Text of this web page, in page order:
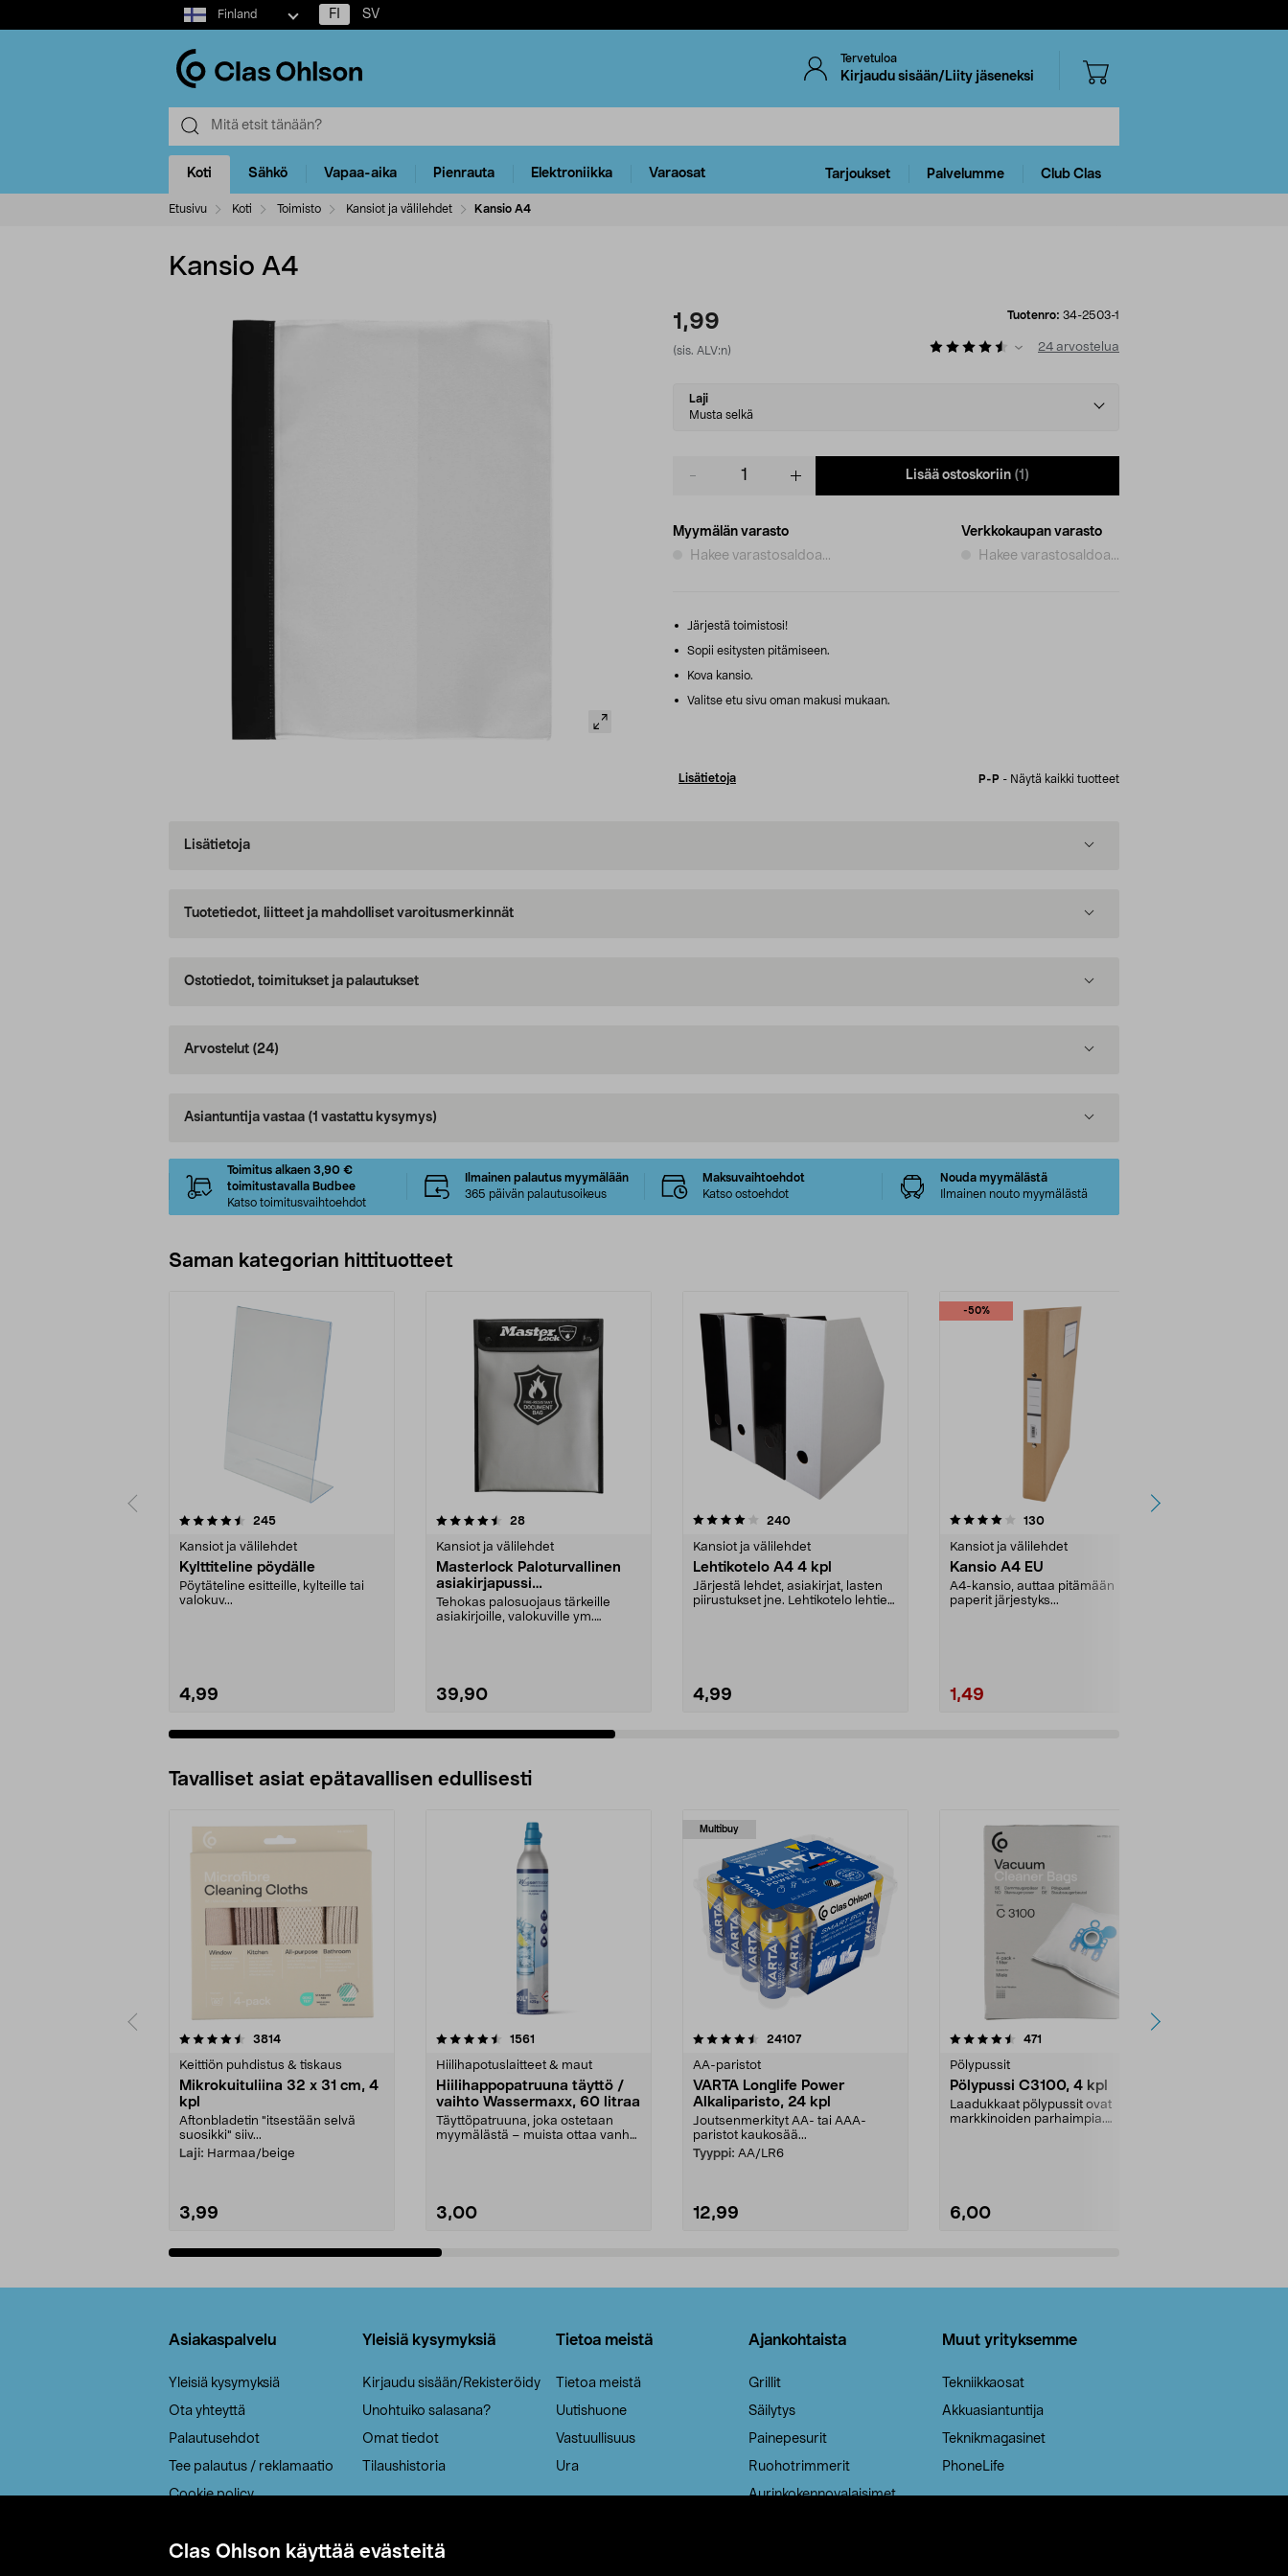
Clas Ohlson käyttää evästeitä
Select
market
Finland FI SV
Tervetuloa
Kirjaudu sisään/Liity jäseneksi
Koti Sähkö Vapaa-aika Pienrauta Elektroniikka Varaosat Tarjoukset Palvelumme Club Clas
Etusivu Koti Toimisto Kansiot ja välilehdet Kansio A4
Kansio A4
1,99
(sis. ALV:n)
Tuotenro: 34-2503-1
24 arvostelua
Select
variant
Laji
Musta selkä
Lisää ostoskoriin (1)
Myymälän varasto
Hakee varastosaldoa...
Verkkokaupan varasto
Hakee varastosaldoa...
Järjestä toimistosi!
Sopii esitysten pitämiseen.
Kova kansio.
Valitse etu sivu oman makusi mukaan.
Lisätietoja P-P - Näytä kaikki tuotteet
Lisätietoja
Tuotetiedot, liitteet ja mahdolliset varoitusmerkinnät
Ostotiedot, toimitukset ja palautukset
Arvostelut (24)
Asiantuntija vastaa (1 vastattu kysymys)
Toimitus alkaen 3,90 €
toimitustavalla Budbee
Katso toimitusvaihtoehdot
Ilmainen palautus myymälään
365 päivän palautusoikeus
Maksuvaihtoehdot
Katso ostoehdot
Nouda myymälästä
Ilmainen nouto myymälästä
Saman kategorian hittituotteet
245arvostelut
Kansiot ja välilehdet
Kylttiteline pöydälle
Pöytäteline esitteille, kylteille tai
valokuv...
4,99
4.5 viidestä
28arvostelut
Kansiot ja välilehdet
Masterlock Paloturvallinen
asiakirjapussi
FBWLZ0EURHRO
Tehokas palosuojaus tärkeille
asiakirjoille, valokuville ym.
39,90
4.0 viidestä
240arvostelut
Kansiot ja välilehdet
Lehtikotelo A4 4 kpl
Järjestä lehdet, asiakirjat, lasten
piirustukset jne. Lehtikotelo lehtien
4,99
-50%
4.0 viidestä
130arvostelut
Kansiot ja välilehdet
Kansio A4 EU
A4-kansio, auttaa pitämään
paperit järjestyks...
1,49
4.5 viidestä
Tavalliset asiat epätavallisen edullisesti
3814arvostelut
Keittiön puhdistus & tiskaus
Mikrokuituliina 32 x 31 cm, 4
kpl
Aftonbladetin "itsestään selvä
suosikki" siiv...
Laji: Harmaa/beige
3,99
4.5viidestä
1561
Hiilihapotuslaitteet & maut
Hiilihappopatruuna täyttö /
vaihto Wassermaxx, 60 litraa
Täyttöpatruuna, joka ostetaan
myymälästä – muista ottaa vanha
3,00
Multibuy
4.5viidestä
24107arvostelut
AA-paristot
VARTA Longlife Power
Alkaliparisto, 24 kpl
Joutsenmerkityt AA- tai AAA-
paristot kaukosää...
Tyyppi: AA/LR6
12,99
4.5viidestä
471
Pölypussit
Pölypussi C3100, 4 kpl
Laadukkaat pölypussit ovat
markkinoiden parhaimpia.
6,00
4.5viidestä
Asiakaspalvelu
Yleisiä kysymyksiä
Ota yhteyttä
Palautusehdot
Tee palautus / reklamaatio
Cookie policy
Saavutettavuus
Yleisiä kysymyksiä
Kirjaudu sisään/Rekisteröidy
Unohtuiko salasana?
Omat tiedot
Tilaushistoria
Tietoa meistä
Tietoa meistä
Uutishuone
Vastuullisuus
Ura
Ajankohtaista
Grillit
Säilytys
Painepesurit
Ruohotrimmerit
Aurinkokennovalaisimet
Muut yrityksemme
Tekniikkaosat
Akkuasiantuntija
Teknikmagasinet
PhoneLife